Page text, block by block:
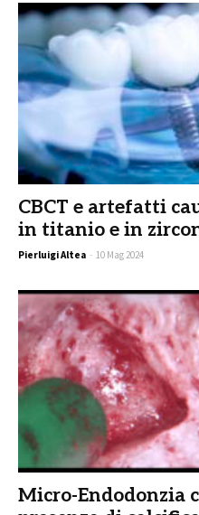
CBCT e artefatti
in titanio e in
Pierluigi Altea - 10 Mag 2024
Micro-Endodonzia